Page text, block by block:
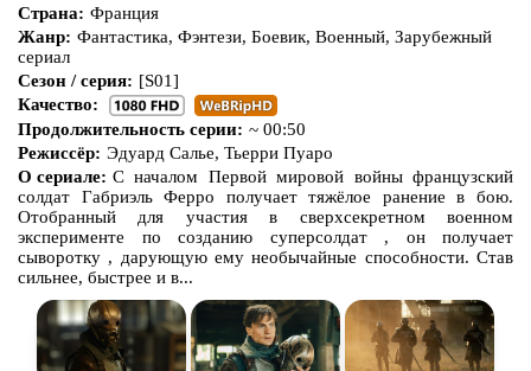
Страна: Франция
Жанр: Фантастика, Фэнтези, Боевик, Военный, Зарубежный
сериал
Сезон / серия: [S01]
Качество:
Продолжительность серии: ~ 00:50
Режиссёр: Эдуард Салье, Тьерри Пуаро
О сериале: С началом Первой мировой войны французский
солдат Габриэль Ферро получает тяжёлое ранение в бою.
Отобранный для участия в сверхсекретном военном
эксперименте по созданию суперсолдат , он получает
сыворотку , дарующую ему необычайные способности. Став
сильнее, быстрее и в...